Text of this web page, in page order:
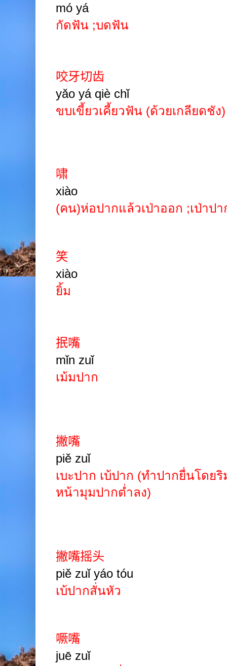
mó yá
กัดฟัน ;บดฟัน
咬牙切齿
yǎo yá qiè chǐ
ขบเขี้ยวเคี้ยวฟัน (ด้วยเกลียดชัง
啸
xiào
(คน)ห่อปากแล้วเป่าออก ;เป่าปา
笑
xiào
ยิ้ม
抿嘴
mǐn zuǐ
เม้มปาก
撇嘴
piě zuǐ
เบะปาก เบ้ปาก (ทำปากยื่นโดย
หน้ามุมปากต่ำลง)
撇嘴摇头
piě zuǐ yáo tóu
เบ้ปากสั่นหัว
噘嘴
juē zuǐ